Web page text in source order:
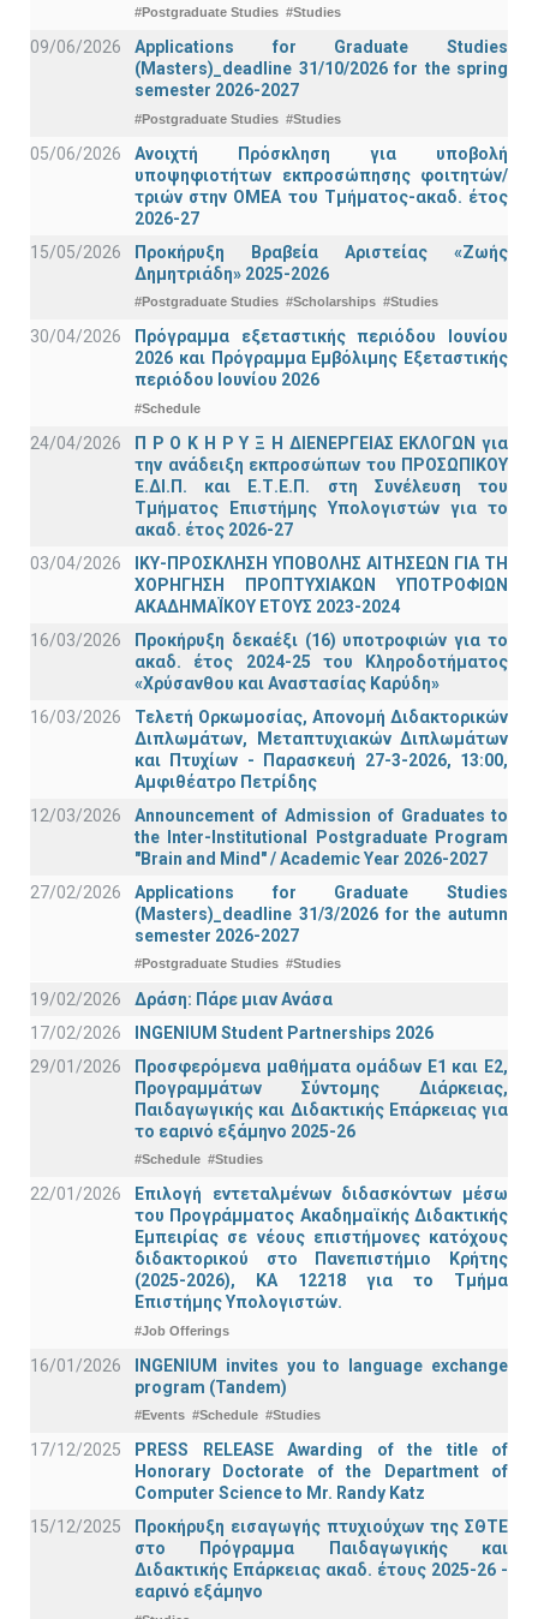
#Postgraduate Studies #Studies
09/06/2026
Applications for Graduate Studies
(Masters)_deadline 31/10/2026 for the spring
semester 2026-2027
#Postgraduate Studies #Studies
05/06/2026
Ανοιχτή Πρόσκληση για υποβολή
υποψηφιοτήτων εκπροσώπησης φοιτητών/
τριών στην ΟΜΕΑ του Τμήματος-ακαδ. έτος
2026-27
15/05/2026
Προκήρυξη Βραβεία Αριστείας «Ζωής
Δημητριάδη» 2025-2026
#Postgraduate Studies #Scholarships #Studies
30/04/2026
Πρόγραμμα εξεταστικής περιόδου Ιουνίου
2026 και Πρόγραμμα Εμβόλιμης Εξεταστικής
περιόδου Ιουνίου 2026
#Schedule
24/04/2026
Π Ρ Ο Κ Η Ρ Υ Ξ Η ΔΙΕΝΕΡΓΕΙΑΣ ΕΚΛΟΓΩΝ για
την ανάδειξη εκπροσώπων του ΠΡΟΣΩΠΙΚΟΥ
Ε.ΔΙ.Π. και Ε.Τ.Ε.Π. στη Συνέλευση του
Τμήματος Επιστήμης Υπολογιστών για το
ακαδ. έτος 2026-27
03/04/2026
ΙΚΥ-ΠΡΟΣΚΛΗΣΗ ΥΠΟΒΟΛΗΣ ΑΙΤΗΣΕΩΝ ΓΙΑ ΤΗ
ΧΟΡΗΓΗΣΗ ΠΡΟΠΤΥΧΙΑΚΩΝ ΥΠΟΤΡΟΦΙΩΝ
ΑΚΑΔΗΜΑΪΚΟΥ ΕΤΟΥΣ 2023-2024
16/03/2026
Προκήρυξη δεκαέξι (16) υποτροφιών για το
ακαδ. έτος 2024-25 του Κληροδοτήματος
«Χρύσανθου και Αναστασίας Καρύδη»
16/03/2026
Τελετή Ορκωμοσίας, Απονομή Διδακτορικών
Διπλωμάτων, Μεταπτυχιακών Διπλωμάτων
και Πτυχίων - Παρασκευή 27-3-2026, 13:00,
Αμφιθέατρο Πετρίδης
12/03/2026
Announcement of Admission of Graduates to
the Inter-Institutional Postgraduate Program
"Brain and Mind" / Academic Year 2026-2027
27/02/2026
Applications for Graduate Studies
(Masters)_deadline 31/3/2026 for the autumn
semester 2026-2027
#Postgraduate Studies #Studies
19/02/2026
Δράση: Πάρε μιαν Ανάσα
17/02/2026
INGENIUM Student Partnerships 2026
29/01/2026
Προσφερόμενα μαθήματα ομάδων Ε1 και Ε2,
Προγραμμάτων Σύντομης Διάρκειας,
Παιδαγωγικής και Διδακτικής Επάρκειας για
το εαρινό εξάμηνο 2025-26
#Schedule #Studies
22/01/2026
Επιλογή εντεταλμένων διδασκόντων μέσω
του Προγράμματος Ακαδημαϊκής Διδακτικής
Εμπειρίας σε νέους επιστήμονες κατόχους
διδακτορικού στο Πανεπιστήμιο Κρήτης
(2025-2026), ΚΑ 12218 για το Τμήμα
Επιστήμης Υπολογιστών.
#Job Offerings
16/01/2026
INGENIUM invites you to language exchange
program (Tandem)
#Events #Schedule #Studies
17/12/2025
PRESS RELEASE Awarding of the title of
Honorary Doctorate of the Department of
Computer Science to Mr. Randy Katz
15/12/2025
Προκήρυξη εισαγωγής πτυχιούχων της ΣΘΤΕ
στο Πρόγραμμα Παιδαγωγικής και
Διδακτικής Επάρκειας ακαδ. έτους 2025-26 -
εαρινό εξάμηνο